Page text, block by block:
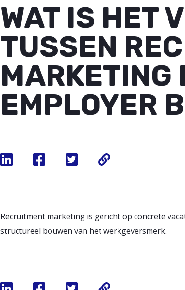
WAT IS HET
TUSSEN
MARKETING
EMPLOYER
Recruitment marketing is gericht op concrete
structureel bouwen van het werkgeversmerk.